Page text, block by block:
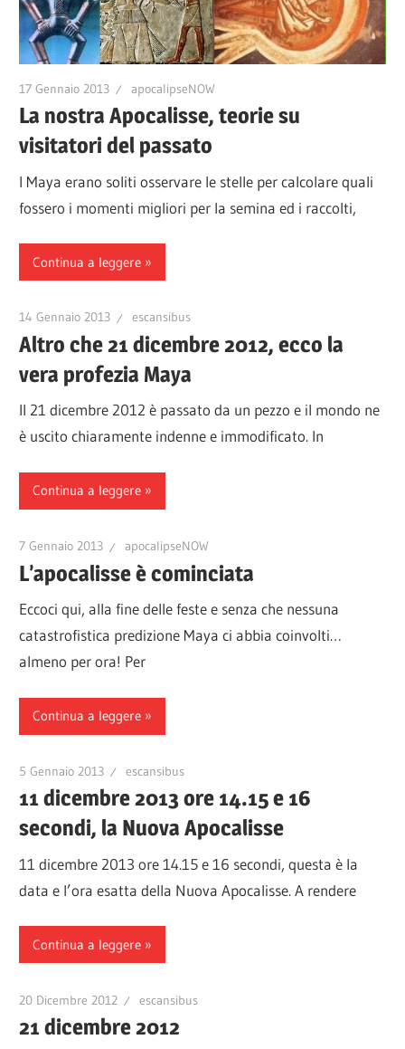
17 Gennaio 2013 apocalipseNOW
La nostra Apocalisse, teorie su
visitatori del passato
I Maya erano soliti osservare le stelle per calcolare quali
fossero i momenti migliori per la semina ed i raccolti,
Continua a leggere
14 Gennaio 2013 escansibus
Altro che 21 dicembre 2012, ecco la
vera profezia Maya
Il 21 dicembre 2012 è passato da un pezzo e il mondo ne
è uscito chiaramente indenne e immodificato. In
Continua a leggere
7 Gennaio 2013 apocalipseNOW
L’apocalisse è cominciata
Eccoci qui, alla fine delle feste e senza che nessuna
catastrofistica predizione Maya ci abbia coinvolti…
almeno per ora! Per
Continua a leggere
5 Gennaio 2013 escansibus
11 dicembre 2013 ore 14.15 e 16
secondi, la Nuova Apocalisse
11 dicembre 2013 ore 14.15 e 16 secondi, questa è la
data e l’ora esatta della Nuova Apocalisse. A rendere
Continua a leggere
20 Dicembre 2012 escansibus
21 dicembre 2012